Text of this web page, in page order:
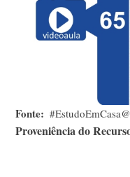
Fonte #EstudoEmCasa@
Proveniência do